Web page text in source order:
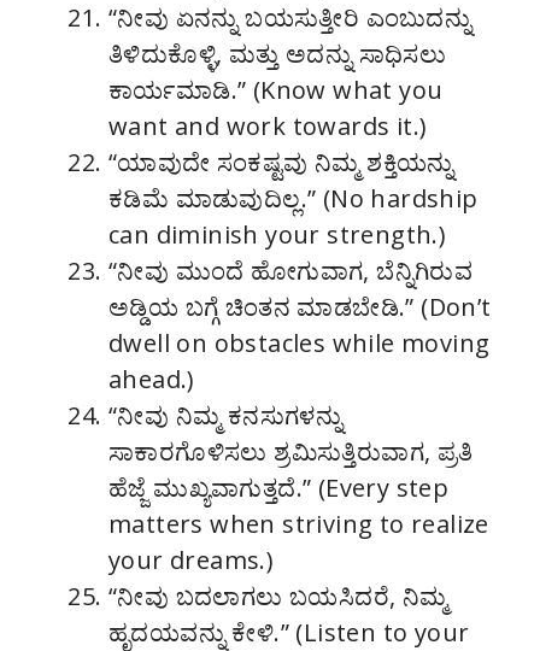
“ನೀವು ಏನನ್ನು ಬಯಸುತ್ತೀರಿ ಎಂಬುದನ್ನು
ತಿಳಿದುಕೊಳ್ಳಿ, ಮತ್ತು ಅದನ್ನು ಸಾಧಿಸಲು
ಕಾರ್ಯಮಾಡಿ.” (Know what you
want and work towards it.)
“ಯಾವುದೇ ಸಂಕಷ್ಟವು ನಿಮ್ಮ ಶಕ್ತಿಯನ್ನು
ಕಡಿಮೆ ಮಾಡುವುದಿಲ್ಲ.” (No hardship
can diminish your strength.)
“ನೀವು ಮುಂದೆ ಹೋಗುವಾಗ, ಬೆನ್ನಿಗಿರುವ
ಅಡ್ಡಿಯ ಬಗ್ಗೆ ಚಿಂತನ ಮಾಡಬೇಡಿ.” (Don’t
dwell on obstacles while moving
ahead.)
“ನೀವು ನಿಮ್ಮ ಕನಸುಗಳನ್ನು
ಸಾಕಾರಗೊಳಿಸಲು ಶ್ರಮಿಸುತ್ತಿರುವಾಗ, ಪ್ರತಿ
ಹೆಜ್ಜೆ ಮುಖ್ಯವಾಗುತ್ತದೆ.” (Every step
matters when striving to realize
your dreams.)
“ನೀವು ಬದಲಾಗಲು ಬಯಸಿದರೆ, ನಿಮ್ಮ
ಹೃದಯವನ್ನು ಕೇಳಿ.” (Listen to your